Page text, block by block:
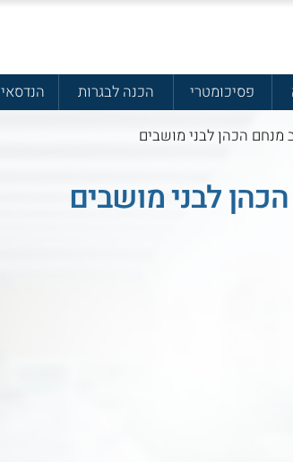
פסיכומטרי הכנה לבגרות הנדסאי
מנחם הכהן לבני מושבים
לבני מושבים